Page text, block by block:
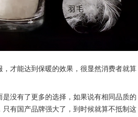
才能达到保暖的效果，很显然消费者就算
没有了更多的选择，如果说有相同品质的
有国产品牌强大了，到时候就算不抵制这